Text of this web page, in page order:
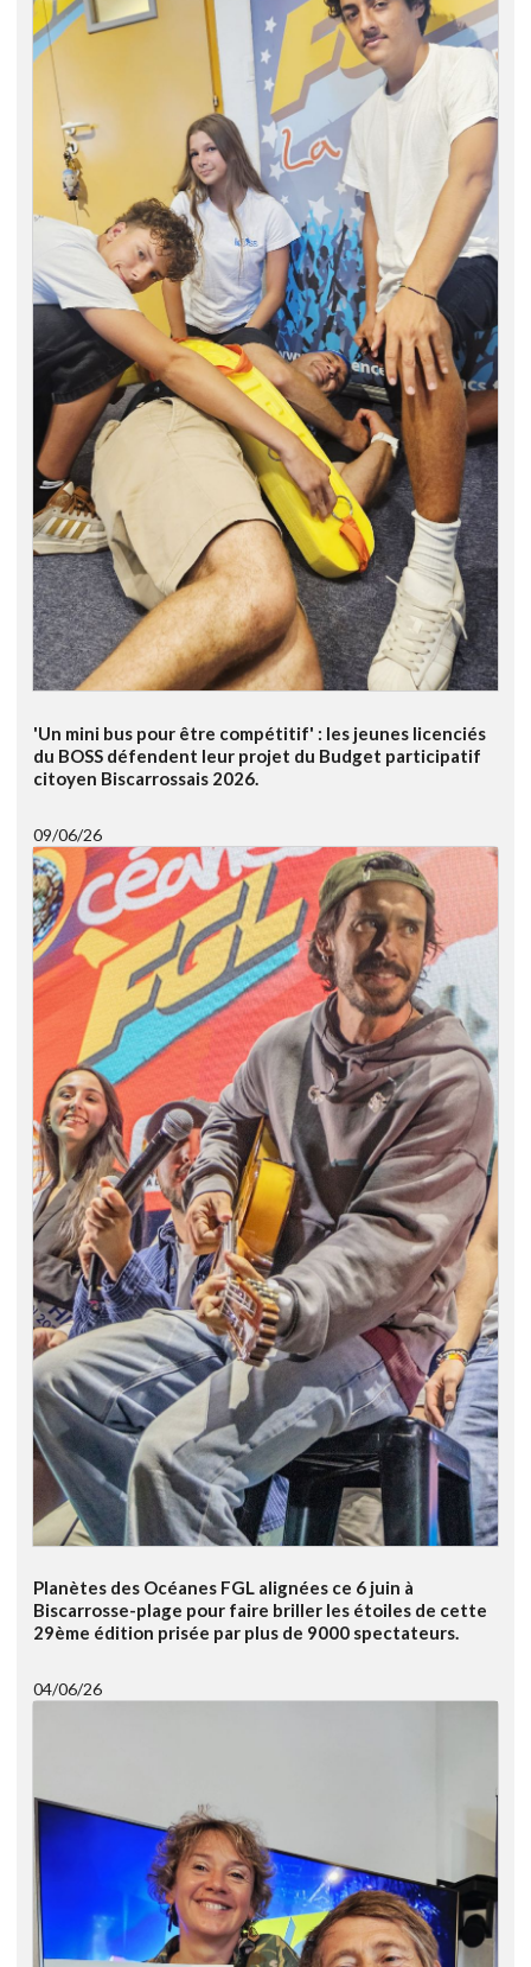
'Un mini bus pour être compétitif' : les jeunes licenciés
du BOSS défendent leur projet du Budget participatif
citoyen Biscarrossais 2026.
09/06/26
Planètes des Océanes FGL alignées ce 6 juin à
Biscarrosse-plage pour faire briller les étoiles de cette
29ème édition prisée par plus de 9000 spectateurs.
04/06/26